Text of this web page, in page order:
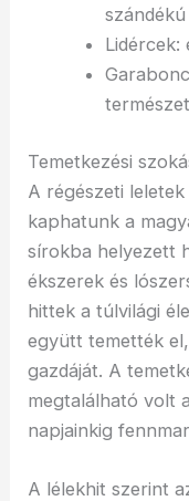
Lidércek:
Temetkezési
A régészeti
kaphatunk a
sírokba helyezett
ékszerek és
hittek a túlvilági
együtt temették
gazdáját. A
megtalálható volt
napjainkig
A lélekhit szerint